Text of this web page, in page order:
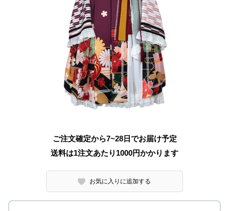
ご注文確定から7~28日でお届け予定
送料は1注文あたり 1000円かかります
お気に入りに追加する